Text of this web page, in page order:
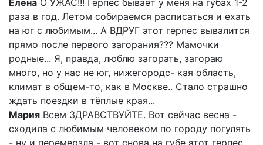
раза в год. Летом собираемся расписаться и ехать
на юг с любимым... А ВДРУГ этот герпес вывалится
прямо после первого загорания??? Мамочки
родные... Я, правда, люблю загорать, загораю
много, но у нас не юг, нижегородс- кая область,
климат в общем-то, как в Москве.. Стало страшно
ждать поездки в тёплые края...
Мария Всем ЗДРАВСТВУЙТЕ. Вот сейчас весна -
сходила с любимым человеком по городу погулять
- ну и перемерзла - вот снова на губе этот герпес...